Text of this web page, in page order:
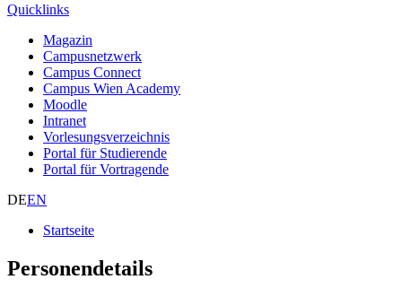
Quicklinks
Magazin
Campusnetzwerk
Campus Connect
Campus Wien Academy
Moodle
Intranet
Vorlesungsverzeichnis
Portal für Studierende
Portal für Vortragende
DEEN
Startseite
Personendetails